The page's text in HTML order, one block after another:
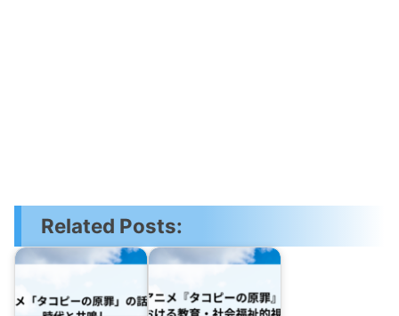
Related Posts: